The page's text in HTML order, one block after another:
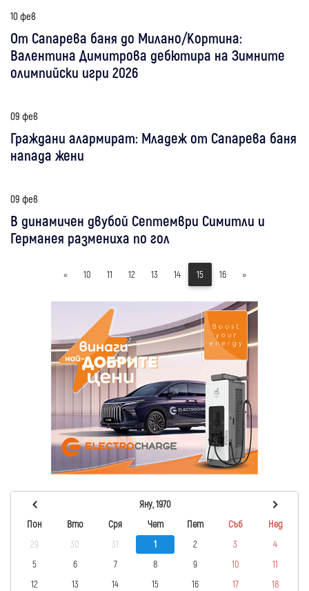
10 фев
От Сапарева баня до Милано/Кортина:
Валентина Димитрова дебютира на Зимните
олимпийски игри 2026
09 фев
Граждани алармират: Младеж от Сапарева баня
напада жени
09 фев
В динамичен двубой Септември Симитли и
Германея размениха по гол
« 10 11 12 13 14 15 16 »
Яну, 1970
Пон
Вто Сря Чет Пет Съб
Нед
29
30 31 1 2 3
4
5
6 7 8 9 10
11
12
13 14 15 16 17 18